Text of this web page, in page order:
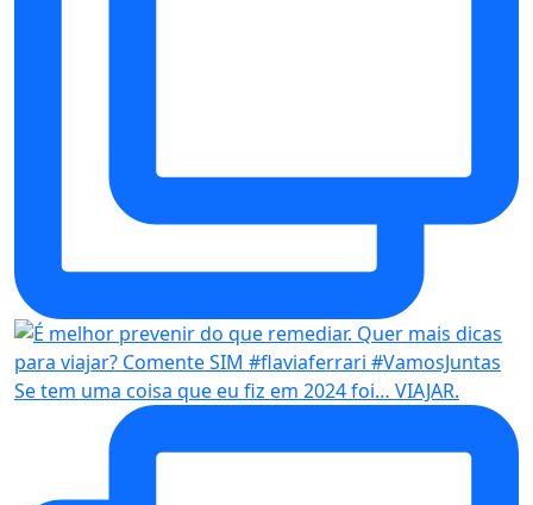
Se tem uma coisa que eu fiz em 2024 foi… VIAJAR.